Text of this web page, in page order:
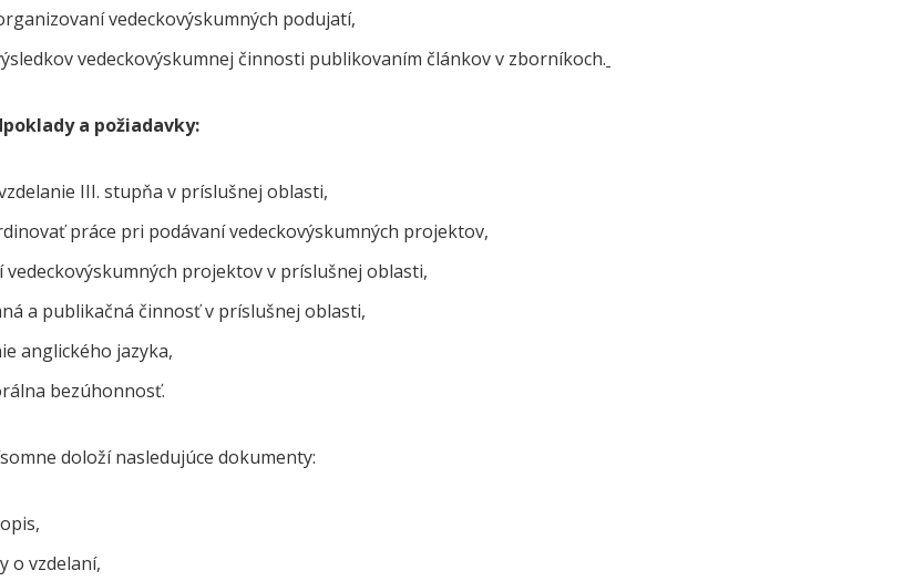
vedeckovýskumných podujatí,
vedeckovýskumnej činnosti publikovaním článkov v zborníkoch.
a požiadavky:
III. stupňa v príslušnej oblasti,
práce pri podávaní vedeckovýskumných projektov,
vedeckovýskumných projektov v príslušnej oblasti,
a publikačná činnosť v príslušnej oblasti,
anglického jazyka,
bezúhonnosť.
doloží nasledujúce dokumenty:
o vzdelaní,